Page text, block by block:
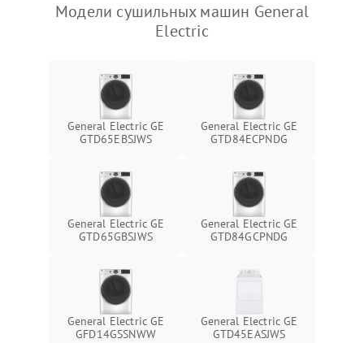
Модели сушильных машин General
Electric
General Electric GE
GTD65EBSJWS
General Electric GE
GTD84ECPNDG
General Electric GE
GTD65GBSJWS
General Electric GE
GTD84GCPNDG
General Electric GE
GFD14GSSNWW
General Electric GE
GTD45EASJWS